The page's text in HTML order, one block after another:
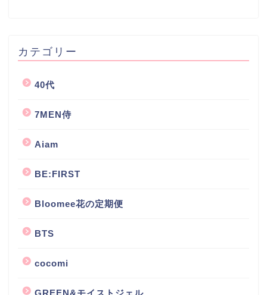
カテゴリー
40代
7MEN侍
Aiam
BE:FIRST
Bloomee花の定期便
BTS
cocomi
GREEN&モイストジェル